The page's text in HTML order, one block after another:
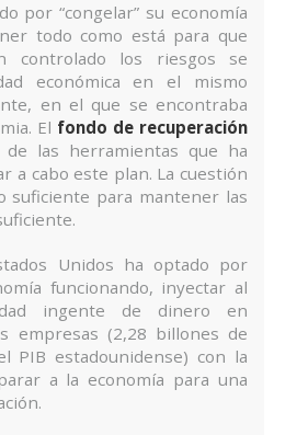
por “congelar” su economía
todo como está para que
controlado los riesgos se
económica en el mismo
en el que se encontraba
El fondo de recuperación
de las herramientas que ha
a cabo este plan. La cuestión
suficiente para mantener las
Unidos ha optado por
funcionando, inyectar al
ingente de dinero en
empresas (2,28 billones de
PIB estadounidense) con la
a la economía para una